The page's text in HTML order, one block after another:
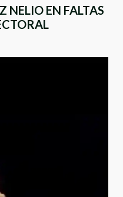
NELIO EN FALTAS